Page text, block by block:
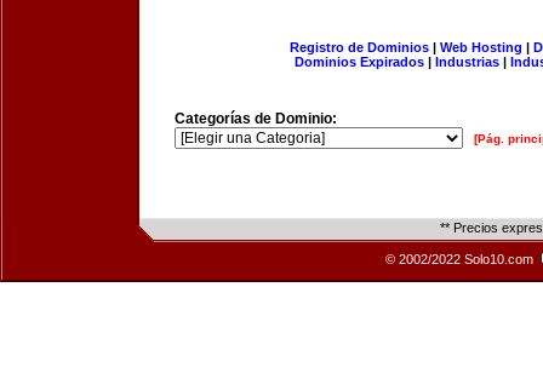
Registro de Dominios| Web Hosting |
Dominios Expirados | Industrias |
Categorías de Dominio:
[Pág.
** Precios
© 2002/2022 Solo10.com